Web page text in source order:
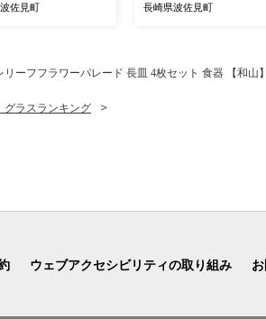
佐見町 長崎県波佐見町
リーフフラワーパレード 長皿 4枚セット 食器 【和山
グラスランキング
ウェブアクセシビリティの取り組み